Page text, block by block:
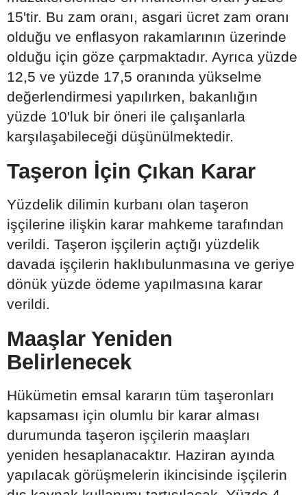
15'tir. Bu zam oranı, asgari ücret zam oranı
olduğu ve enflasyon rakamlarının üzerinde
olduğu için göze çarpmaktadır. Ayrıca yüzde
12,5 ve yüzde 17,5 oranında yükselme
değerlendirmesi yapılırken, bakanlığın
yüzde 10'luk bir öneri ile çalışanlarla
karşılaşabileceği düşünülmektedir.
Taşeron İçin Çıkan Karar
Yüzdelik dilimin kurbanı olan taşeron
işçilerine ilişkin karar mahkeme tarafından
verildi. Taşeron işçilerin açtığı yüzdelik
davada işçilerin haklıbulunmasına ve geriye
dönük yüzde ödeme yapılmasına karar
verildi.
Maaşlar Yeniden
Belirlenecek
Hükümetin emsal kararın tüm taşeronları
kapsaması için olumlu bir karar alması
durumunda taşeron işçilerin maaşları
yeniden hesaplanacaktır. Haziran ayında
yapılacak görüşmelerin ikincisinde işçilerin